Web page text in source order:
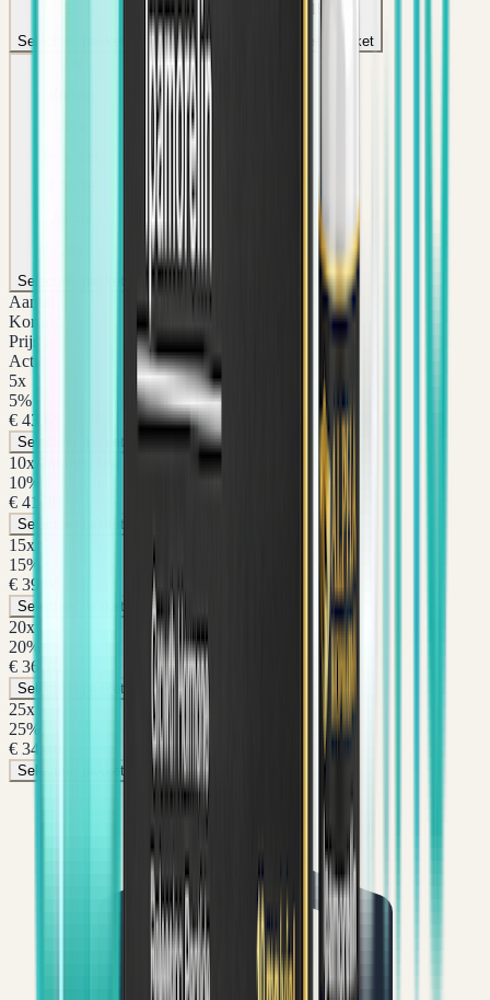
Selecteer pakket
x
Selecteer pakket
Selecteer pakket
Selecteer pakket
25 x
Korting
25
%
Prijs p/st
€ 34,46
Aantal
25x
Selecteer pakket
Aantal
Korting
Prijs p/st
Actie
5x
5%
€ 43,65
Selecteer pakket
10x
10%
€ 41,36
Selecteer pakket
15x
15%
€ 39,06
Selecteer pakket
20x
20%
€ 36,76
Selecteer pakket
25x
25%
€ 34,46
Selecteer pakket